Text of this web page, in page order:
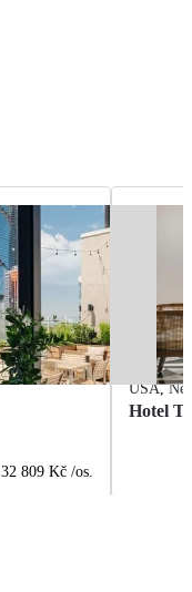
32 809 Kč /os.
USA,
Hotel